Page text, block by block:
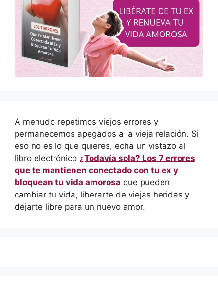
A menudo repetimos viejos errores y
permanecemos apegados a la vieja relación. Si
eso no es lo que quieres, echa un vistazo al
libro electrónico ¿Todavía sola? Los 7 errores
que te mantienen conectado con tu ex y
bloquean tu vida amorosa que pueden
cambiar tu vida, liberarte de viejas heridas y
dejarte libre para un nuevo amor.